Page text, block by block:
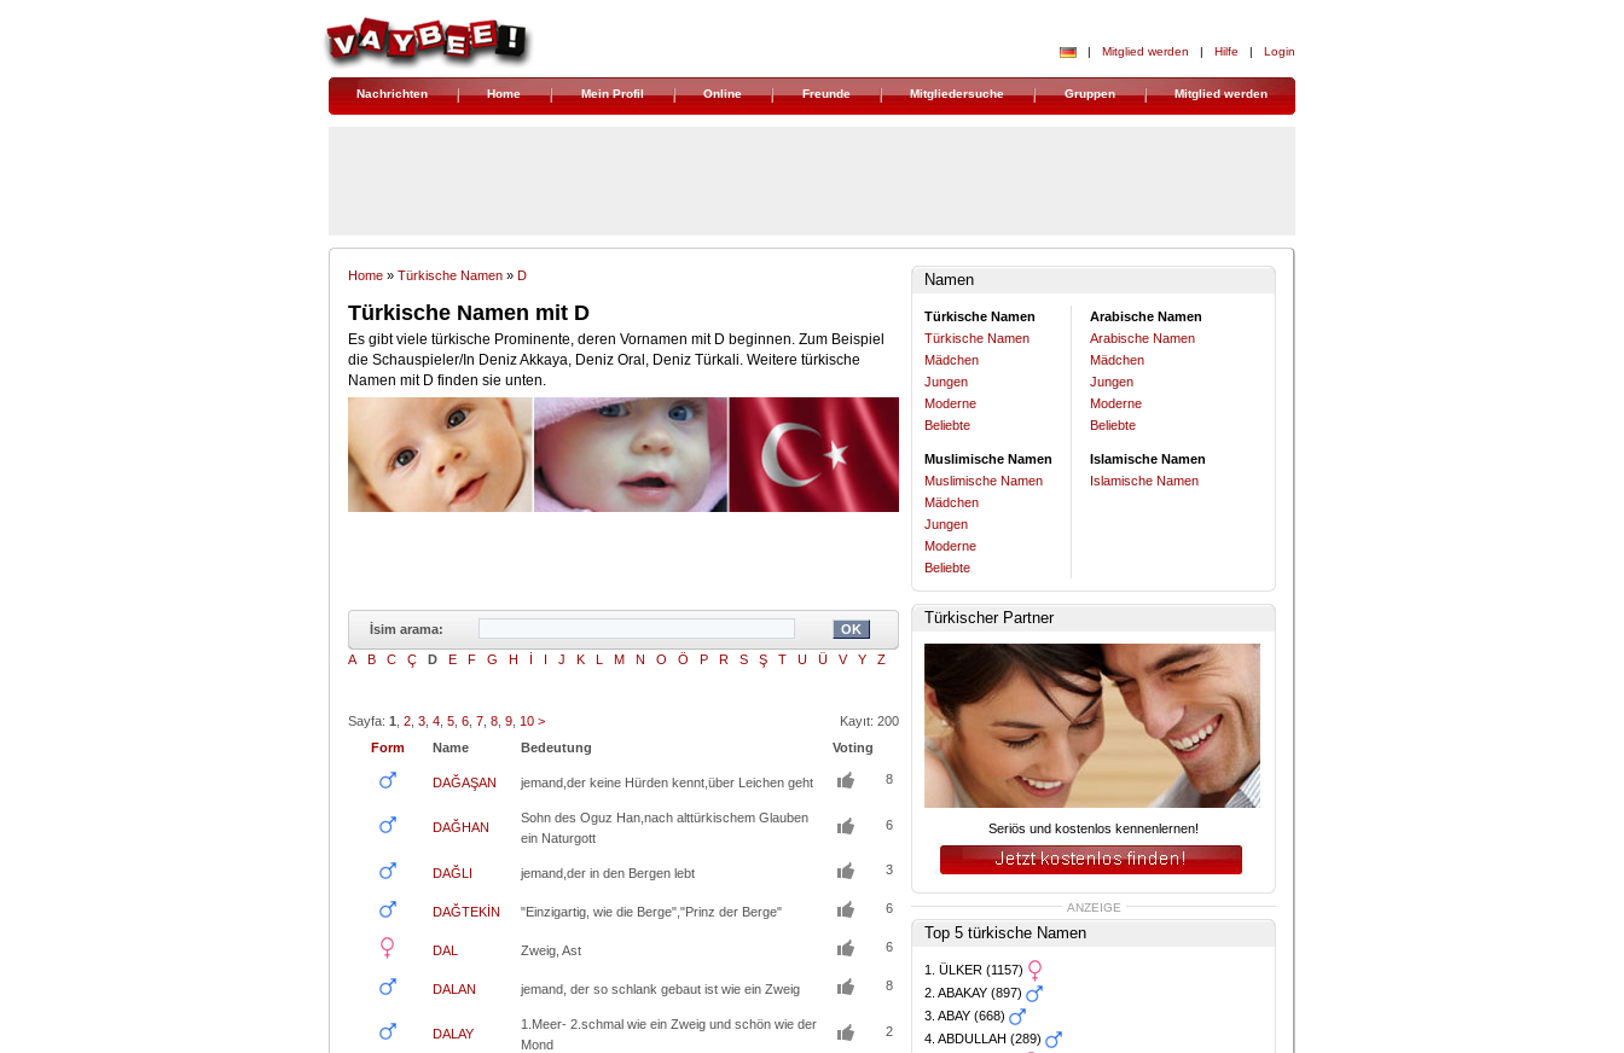
| Mitglied werden | Hilfe | Login
Nachrichten Home Mein Profil Online Freunde Mitgliedersuche Gruppen Mitglied werden
Home » Türkische Namen » D
Türkische Namen mit D
Es gibt viele türkische Prominente, deren Vornamen mit D beginnen. Zum Beispiel
die Schauspieler/In Deniz Akkaya, Deniz Oral, Deniz Türkali. Weitere türkische
Namen mit D finden sie unten.
İsim arama:
A B C Ç D E F G H İ I J K L M N O Ö P R S Ş T U Ü V Y Z
Sayfa: 1 2 3 4 5 6 7 8 9 10 >
Kayıt: 200
Form
Name Bedeutung Voting
DAĞAŞAN jemand,der keine Hürden kennt,über Leichen geht 8
DAĞHAN
Sohn des Oguz Han,nach alttürkischem Glauben
ein Naturgott
6
DAĞLI jemand,der in den Bergen lebt 3
DAĞTEKİN "Einzigartig, wie die Berge","Prinz der Berge" 6
DAL Zweig, Ast 6
DALAN jemand, der so schlank gebaut ist wie ein Zweig 8
DALAY
1.Meer- 2.schmal wie ein Zweig und schön wie der
Mond
2
Namen
Türkische Namen
Arabische Namen
Türkische Namen
Arabische Namen
Mädchen
Mädchen
Jungen
Jungen
Moderne
Moderne
Beliebte
Beliebte
Muslimische Namen
Islamische Namen
Muslimische Namen
Islamische Namen
Mädchen
Jungen
Moderne
Beliebte
Türkischer Partner
Seriös und kostenlos kennenlernen!
ANZEIGE
Top 5 türkische Namen
1. ÜLKER (1157)
2. ABAKAY (897)
3. ABAY (668)
4. ABDULLAH (289)